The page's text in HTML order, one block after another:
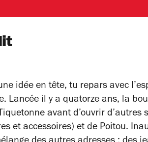
idée en tête, tu repars avec
Lancée il y a quatorze ans, la
avant d’ouvrir d’autres
et accessoires) et de Poitou.